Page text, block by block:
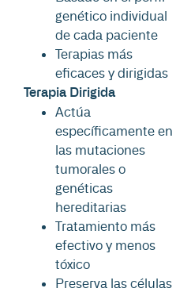
genético individual
de cada paciente
Terapias más
eficaces y dirigidas
Terapia Dirigida
Actúa
específicamente en
las mutaciones
tumorales o
genéticas
hereditarias
Tratamiento más
efectivo y menos
tóxico
Preserva las células